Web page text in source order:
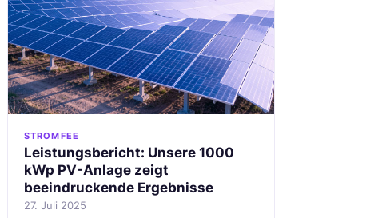
STROMFEE
Leistungsbericht: Unsere 1000
kWp PV-Anlage zeigt
beeindruckende Ergebnisse
27. Juli 2025